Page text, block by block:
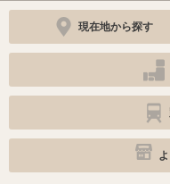
現在地から探す